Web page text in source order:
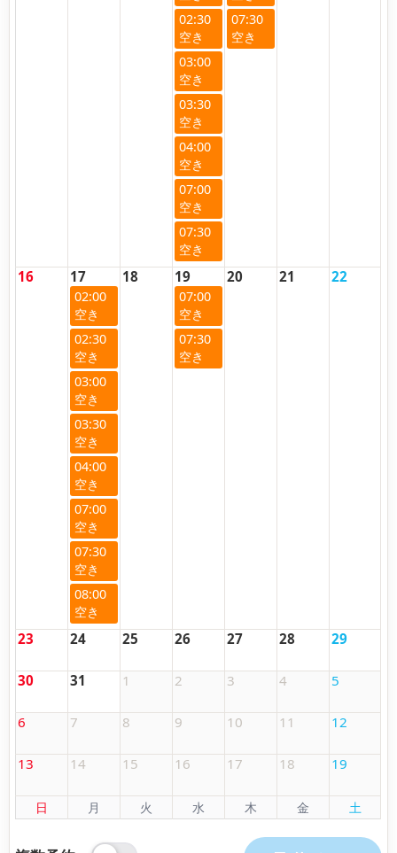
02:30
03:00
03:30
04:00
07:00
07:30
07:30
16 17
02:00
02:30
03:00
03:30
04:00
07:00
07:30
08:00
18 19
07:00
07:30
20 21 22
23 24 25 26 27 28 29
30 31 1 2 3 4 5
6 7 8 9 10 11 12
13 14 15 16 17 18 19
日 月 火 水 木 金 土